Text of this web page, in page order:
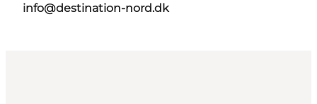
info@destination-nord.dk